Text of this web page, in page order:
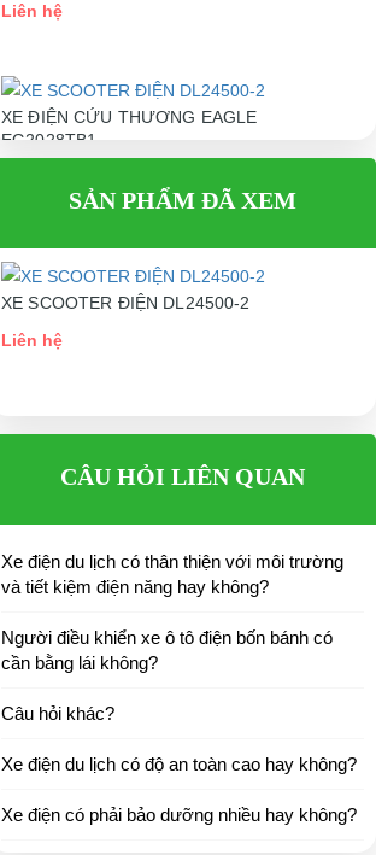
Liên hệ
XE ĐIỆN CỨU THƯƠNG EAGLE
EG2028TB1
SẢN PHẨM ĐÃ XEM
XE SCOOTER ĐIỆN DL24500-2
Liên hệ
CÂU HỎI LIÊN QUAN
Xe điện du lịch có thân thiện với môi trường
và tiết kiệm điện năng hay không?
Người điều khiển xe ô tô điện bốn bánh có
cần bằng lái không?
Câu hỏi khác?
Xe điện du lịch có độ an toàn cao hay không?
Xe điện có phải bảo dưỡng nhiều hay không?